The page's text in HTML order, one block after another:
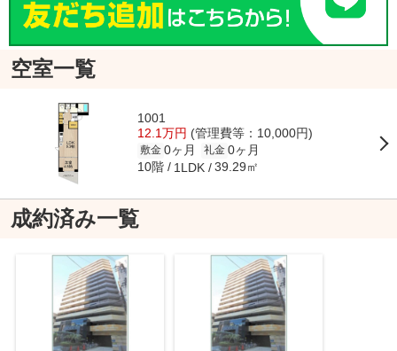
空室一覧
1001
12.1万円 (管理費等：10,000円)
敷金 0ヶ月 礼金 0ヶ月
10階 1LDK 39.29㎡
成約済み一覧